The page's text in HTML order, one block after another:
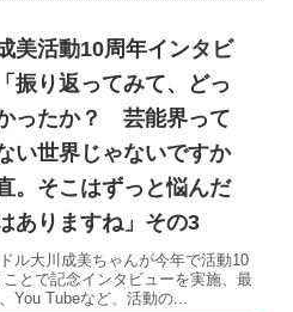
美活動10周年インタビ
振り返ってみて、どっ
ったか？ 芸能界って
い世界じゃないですか
。そこはずっと悩んだ
ありますね」その3
ル大川成美ちゃんが今年で活動10
ことで記念インタビューを実施、最
You Tubeなど、活動の...